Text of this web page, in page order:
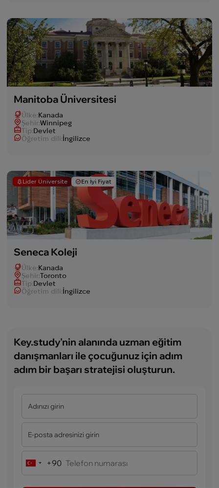
Manitoba Üniversitesi
Ülke:Kanada
Şehir:Winnipeg
Tip:Devlet
Öğretim dili:İngilizce
Lider Üniversite En İyi Fiyat
Seneca Koleji
Ülke:Kanada
Şehir:Toronto
Tip:Devlet
Öğretim dili:İngilizce
Key.study'nin alanında uzman eğitim
danışmanları ile çocuğunuz için adım
adım bir başarı stratejisi oluşturun.
Turkey+90